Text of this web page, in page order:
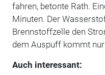
fahren, betonte Rath.
Minuten. Der
Brennstoffzelle den
dem Auspuff kommt
Auch interessant: